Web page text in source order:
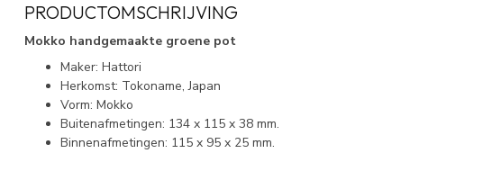
PRODUCTOMSCHRIJVING
Mokko handgemaakte groene pot
Maker: Hattori
Herkomst: Tokoname, Japan
Vorm: Mokko
Buitenafmetingen: 134 x 115 x 38 mm.
Binnenafmetingen: 115 x 95 x 25 mm.